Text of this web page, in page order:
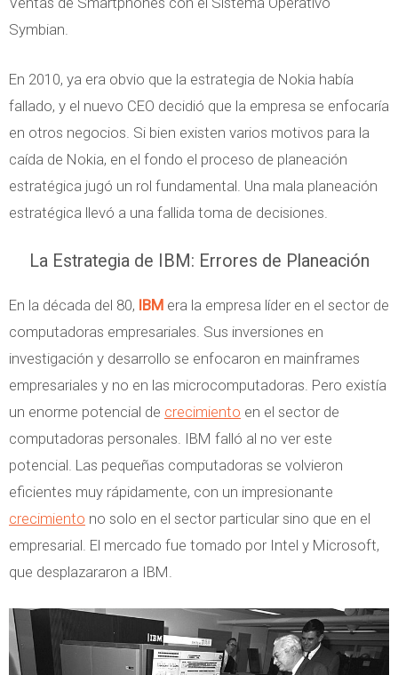
Symbian.
En 2010, ya era obvio que la estrategia de Nokia había
fallado, y el nuevo CEO decidió que la empresa se enfocaría
en otros negocios. Si bien existen varios motivos para la
caída de Nokia, en el fondo el proceso de planeación
estratégica jugó un rol fundamental. Una mala planeación
estratégica llevó a una fallida toma de decisiones.
La Estrategia de IBM: Errores de Planeación
En la década del 80, IBM era la empresa líder en el sector de
computadoras empresariales. Sus inversiones en
investigación y desarrollo se enfocaron en mainframes
empresariales y no en las microcomputadoras. Pero existía
un enorme potencial de crecimiento en el sector de
computadoras personales. IBM falló al no ver este
potencial. Las pequeñas computadoras se volvieron
eficientes muy rápidamente, con un impresionante
crecimiento no solo en el sector particular sino que en el
empresarial. El mercado fue tomado por Intel y Microsoft,
que desplazararon a IBM.